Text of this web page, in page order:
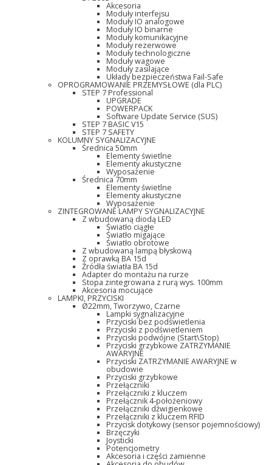
Akcesoria
Moduły interfejsu
Moduły IO analogowe
Moduły IO binarne
Moduły komunikacyjne
Moduły rezerwowe
Moduły technologiczne
Moduły wagowe
Moduły zasilające
Układy bezpieczeństwa Fail-Safe
OPROGRAMOWANIE PRZEMYSŁOWE (dla PLC)
STEP 7 Professional
UPGRADE
POWERPACK
Software Update Service (SUS)
STEP 7 BASIC V15
STEP 7 SAFETY
KOLUMNY SYGNALIZACYJNE
Średnica 50mm
Elementy świetlne
Elementy akustyczne
Wyposażenie
Średnica 70mm
Elementy świetlne
Elementy akustyczne
Wyposażenie
ZINTEGROWANE LAMPY SYGNALIZACYJNE
Z wbudowaną diodą LED
Światło ciągłe
Światło migające
Światło obrotowe
Z wbudowaną lampą błyskową
Z oprawką BA 15d
Źródła światła BA 15d
Adapter do montażu na rurze
Stopa zintegrowana z rurą wys. 100mm
Akcesoria mocujące
LAMPKI, PRZYCISKI
Ø22mm, Tworzywo, Czarne
Lampki sygnalizacyjne
Przyciski bez podświetlenia
Przyciski z podświetleniem
Przyciski podwójne (Start\Stop)
Przyciski grzybkowe ZATRZYMANIE
AWARYJNE
Przyciski ZATRZYMANIE AWARYJNE w
obudowie
Przyciski grzybkowe
Przełączniki
Przełączniki z kluczem
Przełącznik 4-położeniowy
Przełączniki dźwigienkowe
Przełączniki z kluczem RFID
Przycisk dotykowy (sensor pojemnościowy)
Brzęczyki
Joysticki
Potencjometry
Akcesoria i części zamienne